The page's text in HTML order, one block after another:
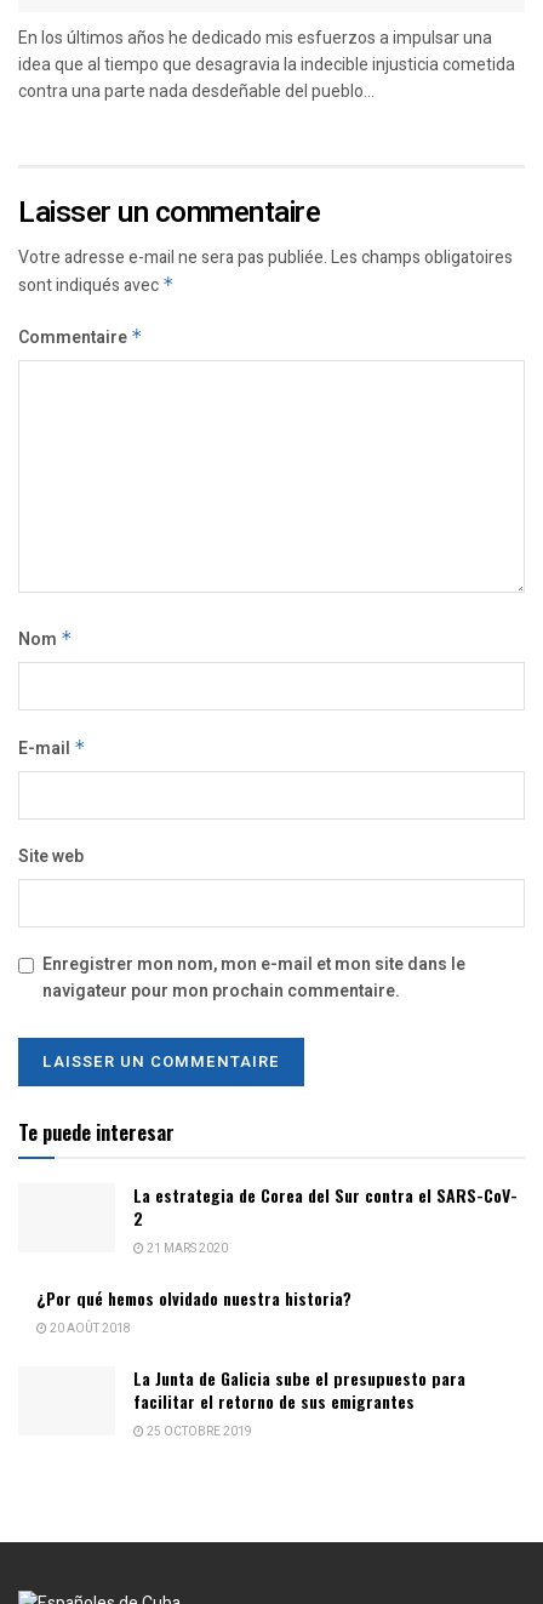
En los últimos años he dedicado mis esfuerzos a impulsar una
idea que al tiempo que desagravia la indecible injusticia cometida
contra una parte nada desdeñable del pueblo...
Laisser un commentaire
Votre adresse e-mail ne sera pas publiée.Les champs obligatoires
sont indiqués avec *
Commentaire *
Nom *
E-mail *
Site web
Enregistrer mon nom, mon e-mail et mon site dans le
navigateur pour mon prochain commentaire.
Te puede interesar
La estrategia de Corea del Sur contra el SARS-CoV-
2
21 MARS 2020
¿Por qué hemos olvidado nuestra historia?
20 AOÛT 2018
La Junta de Galicia sube el presupuesto para
facilitar el retorno de sus emigrantes
25 OCTOBRE 2019